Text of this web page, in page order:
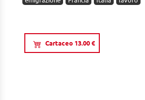
Cartaceo 13.00 €